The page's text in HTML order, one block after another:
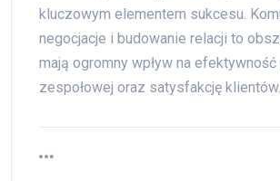
kluczowym elementem sukcesu.
negocjacje i budowanie relacji to
mają ogromny wpływ na efektywność
zespołowej oraz satysfakcję